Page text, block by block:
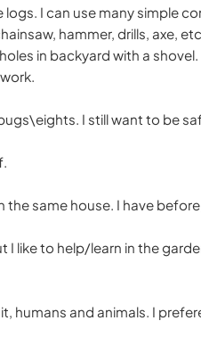
logs. I can use many simple
hammer, drills, axe,
in backyard with a
I still want to be
the same house. I have
I like to help/learn in the
humans and animals. I